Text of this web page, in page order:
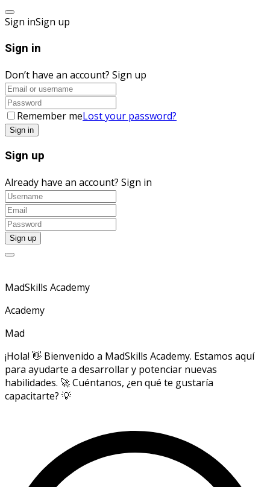
Sign inSign up
Sign in
Don’t have an account? Sign up
Remember meLost your password?
Sign up
Already have an account? Sign in
MadSkills Academy
Academy
Mad
¡Hola! 👋 Bienvenido a MadSkills Academy. Estamos aquí
para ayudarte a desarrollar y potenciar nuevas
habilidades. 🚀 Cuéntanos, ¿en qué te gustaría
capacitarte? 💡